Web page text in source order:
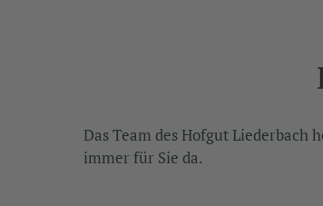
Das Team des Hofgut
immer für Sie da.